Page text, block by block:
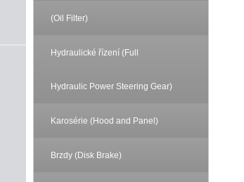
(Oil Filter)
Hydraulické řízení (Full
Hydraulic Power Steering Gear)
Karosérie (Hood and Panel)
Brzdy (Disk Brake)